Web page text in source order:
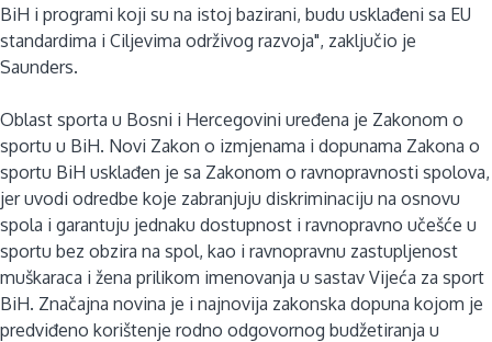
BiH i programi koji su na istoj bazirani, budu usklađeni sa EU
standardima i Ciljevima održivog razvoja", zaključio je
Saunders.
Oblast sporta u Bosni i Hercegovini uređena je Zakonom o
sportu u BiH. Novi Zakon o izmjenama i dopunama Zakona o
sportu BiH usklađen je sa Zakonom o ravnopravnosti spolova,
jer uvodi odredbe koje zabranjuju diskriminaciju na osnovu
spola i garantuju jednaku dostupnost i ravnopravno učešće u
sportu bez obzira na spol, kao i ravnopravnu zastupljenost
muškaraca i žena prilikom imenovanja u sastav Vijeća za sport
BiH. Značajna novina je i najnovija zakonska dopuna kojom je
predviđeno korištenje rodno odgovornog budžetiranja u